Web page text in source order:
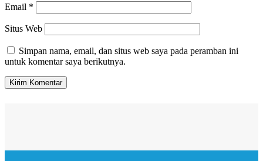
Email *
Situs Web
Simpan nama, email, dan situs web saya pada peramban ini
untuk komentar saya berikutnya.